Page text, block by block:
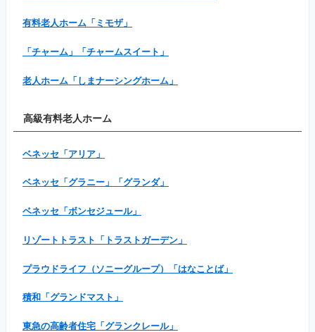
有料老人ホーム「ミモザ」
「チャーム」「チャームスイート」
老人ホーム「しまナーシングホーム」
高級有料老人ホーム
ベネッセ「アリア」
ベネッセ「グラニー」「グランダ」
ベネッセ「ボンセジュール」
リゾートトラスト「トラストガーデン」
プラウドライフ（ソニーグループ）「はなことば」
積和「グランドマスト」
東急の高齢者住宅「グランクレール」